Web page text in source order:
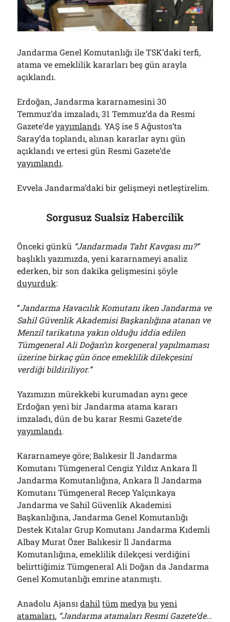
Bölmediğiniz Bir O Kalmıştı!..
29/07/2026
Arşivler
Arşivler
Jandarma Genel Komutanlığı ile TSK’daki terfi,
atama ve emeklilik kararları beş gün arayla
açıklandı.
Erdoğan, Jandarma kararnamesini 30
Temmuz’da imzaladı, 31 Temmuz’da da Resmi
Gazete’deyayımlandı. YAŞ ise 5 Ağustos’ta
Saray’da toplandı, alınan kararlar aynı gün
açıklandı ve ertesi gün Resmi Gazete’de
yayımlandı.
Evvela Jandarma’daki bir gelişmeyi netleştirelim.
Sorgusuz Sualsiz Habercilik
Önceki günkü “Jandarmada Taht Kavgası mı?”
başlıklı yazımızda, yeni kararnameyi analiz
ederken, bir son dakika gelişmesini şöyle
duyurduk:
“Jandarma Havacılık Komutanı iken Jandarma ve
Sahil Güvenlik Akademisi Başkanlığına atanan ve
Menzil tarikatına yakın olduğu iddia edilen
Tümgeneral Ali Doğan’ın korgeneral yapılmaması
üzerine birkaç gün önce emeklilik dilekçesini
verdiği bildiriliyor.”
Yazımızın mürekkebi kurumadan aynı gece
Erdoğan yeni bir Jandarma atama kararı
imzaladı, dün de bu karar Resmi Gazete’de
yayımlandı.
Kararnameye göre; Balıkesir İl Jandarma
Komutanı Tümgeneral Cengiz Yıldız Ankara İl
Jandarma Komutanlığına, Ankara İl Jandarma
Komutanı Tümgeneral Recep Yalçınkaya
Jandarma ve Sahil Güvenlik Akademisi
Başkanlığına, Jandarma Genel Komutanlığı
Destek Kıtalar Grup Komutanı Jandarma Kıdemli
Albay Murat Özer Balıkesir İl Jandarma
Komutanlığına, emeklilik dilekçesi verdiğini
belirttiğimiz Tümgeneral Ali Doğan da Jandarma
Genel Komutanlığı emrine atanmıştı.
Anadolu Ajansıdahil tüm medya bu yeni
atamaları, “Jandarma atamaları Resmi Gazete’de…